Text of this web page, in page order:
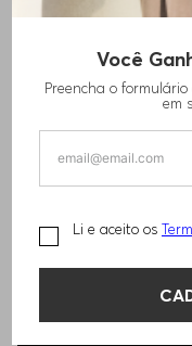
Você
Preencha o
em
Li e aceito os
CAMISA SLIM-
TAMANHO -
Qual o seu Tamanho?